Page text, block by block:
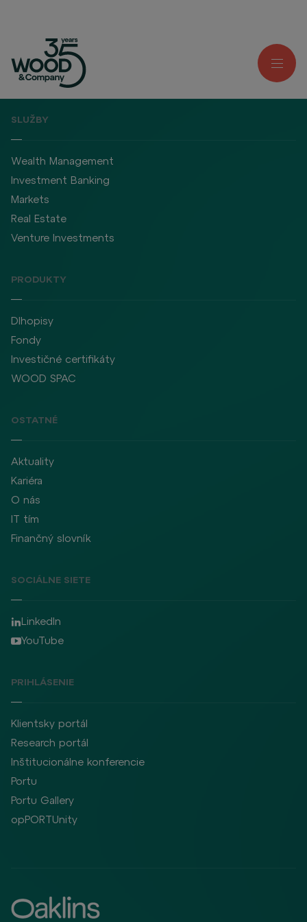
SLUŽBY
Wealth Management
Investment Banking
Markets
Real Estate
Venture Investments
PRODUKTY
Dlhopisy
Fondy
Investičné certifikáty
WOOD SPAC
OSTATNÉ
Aktuality
Kariéra
O nás
IT tím
Finančný slovník
SOCIÁLNE SIETE
LinkedIn
YouTube
PRIHLÁSENIE
Klientsky portál
Research portál
Inštitucionálne konferencie
Portu
Portu Gallery
opPORTUnity